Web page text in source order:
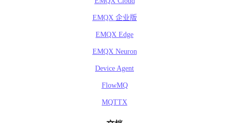
EMQX 企业版
EMQX Edge
EMQX Neuron
Device Agent
FlowMQ
MQTTX